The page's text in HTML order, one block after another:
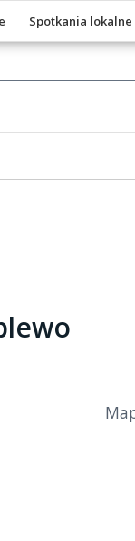
Spotkania lokalne